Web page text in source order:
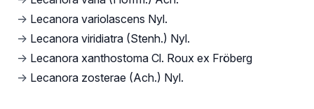
→ Lecanora variolascens Nyl.
→ Lecanora viridiatra (Stenh.) Nyl.
→ Lecanora xanthostoma Cl. Roux ex Fröberg
→ Lecanora zosterae (Ach.) Nyl.